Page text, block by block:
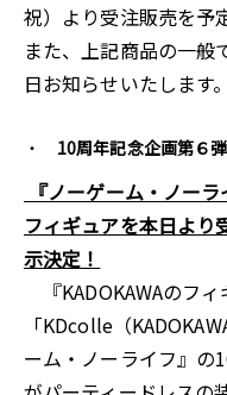
祝）より受注販売を予
また、上記商品の一般
日お知らせいたします。
10周年記念企画第６弾
『ノーゲーム・ノー
フィギュアを本日より
示決定！
『KADOKAWAのフ
「KDcolle（
ーム・ノーライフ』の